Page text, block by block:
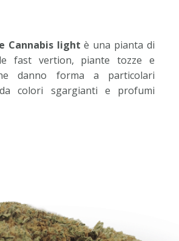
Cannabis light è una pianta di
fast vertion, piante tozze e
danno forma a particolari
da colori sgargianti e profumi
fine luglio e metà agosto.